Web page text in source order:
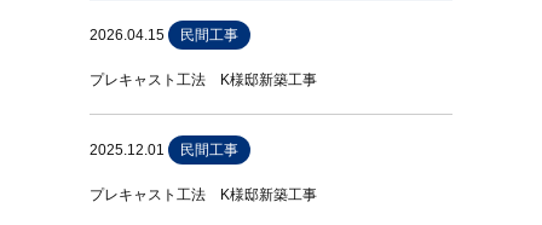
2026.04.15 民間工事
プレキャスト工法 K様邸新築工事
2025.12.01 民間工事
プレキャスト工法 K様邸新築工事